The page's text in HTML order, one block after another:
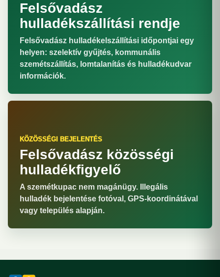
Felsővadász
hulladékszállítási rendje
Felsővadász hulladékelszállítási időpontjai egy
helyen: szelektív gyűjtés, kommunális
szemétszállítás, lomtalanítás és hulladékudvar
információk.
KÖZÖSSÉGI BEJELENTÉS
Felsővadász közösségi
hulladékfigyelő
A szemétkupac nem magánügy. Illegális
hulladék bejelentése fotóval, GPS-koordinátával
vagy település alapján.